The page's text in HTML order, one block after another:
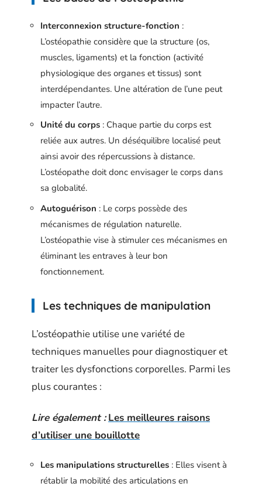
Interconnexion structure-fonction :
L’ostéopathie considère que la structure (os,
muscles, ligaments) et la fonction (activité
physiologique des organes et tissus) sont
interdépendantes. Une altération de l’une peut
impacter l’autre.
Unité du corps : Chaque partie du corps est
reliée aux autres. Un déséquilibre localisé peut
ainsi avoir des répercussions à distance.
L’ostéopathe doit donc envisager le corps dans
sa globalité.
Autoguérison : Le corps possède des
mécanismes de régulation naturelle.
L’ostéopathie vise à stimuler ces mécanismes en
éliminant les entraves à leur bon
fonctionnement.
Les techniques de manipulation
L’ostéopathie utilise une variété de
techniques manuelles pour diagnostiquer et
traiter les dysfonctions corporelles. Parmi les
plus courantes :
Lire également : Les meilleures raisons
d’utiliser une bouillotte
Les manipulations structurelles : Elles visent à
rétablir la mobilité des articulations en